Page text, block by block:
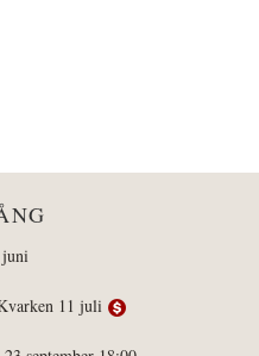
juni
11 juli